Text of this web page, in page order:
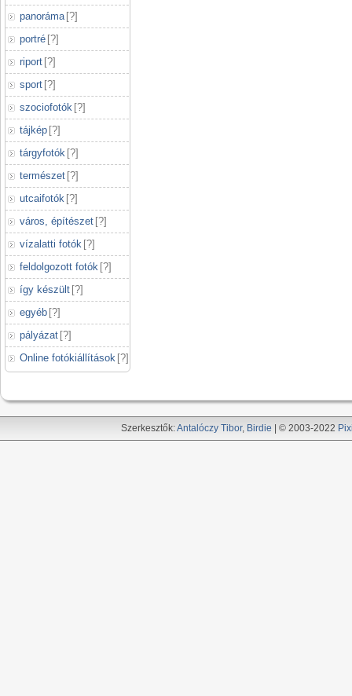
panoráma [?]
portré [?]
riport [?]
sport [?]
szociofotók [?]
tájkép [?]
tárgyfotók [?]
természet [?]
utcaifotók [?]
város, építészet [?]
vízalatti fotók [?]
feldolgozott fotók [?]
így készült [?]
egyéb [?]
pályázat [?]
Online fotókiállítások [?]
Szerkesztők:Antalóczy Tibor, Birdie | © 2003-2022